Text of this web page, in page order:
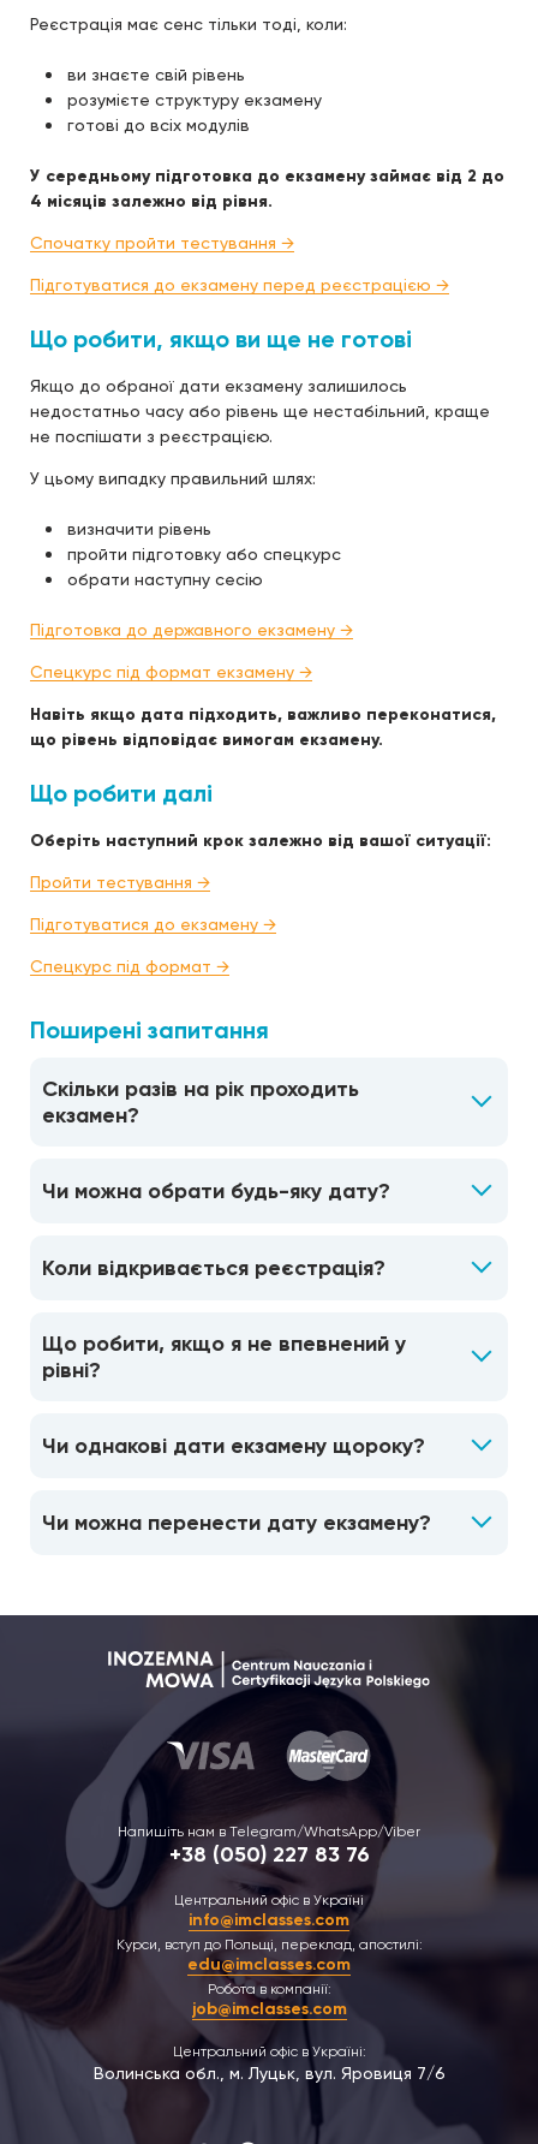
Реєстрація має сенс тільки тоді, коли:
ви знаєте свій рівень
розумієте структуру екзамену
готові до всіх модулів
У середньому підготовка до екзамену займає від 2 до
4 місяців залежно від рівня.
Спочатку пройти тестування →
Підготуватися до екзамену перед реєстрацією →
Що робити, якщо ви ще не готові
Якщо до обраної дати екзамену залишилось
недостатньо часу або рівень ще нестабільний, краще
не поспішати з реєстрацією.
У цьому випадку правильний шлях:
визначити рівень
пройти підготовку або спецкурс
обрати наступну сесію
Підготовка до державного екзамену →
Спецкурс під формат екзамену →
Навіть якщо дата підходить, важливо переконатися,
що рівень відповідає вимогам екзамену.
Що робити далі
Оберіть наступний крок залежно від вашої ситуації:
Пройти тестування →
Підготуватися до екзамену →
Спецкурс під формат →
Поширені запитання
Скільки разів на рік проходить
екзамен?
Чи можна обрати будь-яку дату?
Коли відкривається реєстрація?
Що робити, якщо я не впевнений у
рівні?
Чи однакові дати екзамену щороку?
Чи можна перенести дату екзамену?
Напишіть нам в Telegram/WhatsApp/Viber
+38 (050) 227 83 76
Центральний офіс в Україні
info@imclasses.com
Курси, вступ до Польщі, переклад, апостилі:
edu@imclasses.com
Робота в компанії:
job@imclasses.com
Центральний офіс в Україні:
Волинська обл., м. Луцьк, вул. Яровиця 7/6